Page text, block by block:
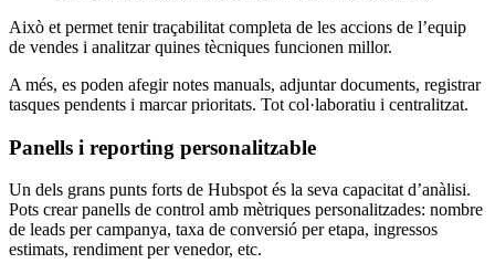
Això et permet tenir traçabilitat completa de les accions de l’equip
de vendes i analitzar quines tècniques funcionen millor.
A més, es poden afegir notes manuals, adjuntar documents, registrar
tasques pendents i marcar prioritats. Tot col·laboratiu i centralitzat.
Panells i reporting personalitzable
Un dels grans punts forts de Hubspot és la seva capacitat d’anàlisi.
Pots crear panells de control amb mètriques personalitzades: nombre
de leads per campanya, taxa de conversió per etapa, ingressos
estimats, rendiment per venedor, etc.